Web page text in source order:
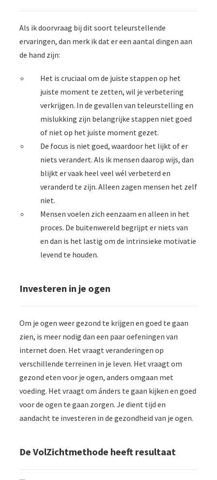
Als ik doorvraag bij dit soort teleurstellende
ervaringen, dan merk ik dat er een aantal dingen aan
de hand zijn:
Het is cruciaal om de juiste stappen op het
juiste moment te zetten, wil je verbetering
verkrijgen. In de gevallen van teleurstelling en
mislukking zijn belangrijke stappen niet goed
of niet op het juiste moment gezet.
De focus is niet goed, waardoor het lijkt of er
niets verandert. Als ik mensen daarop wijs, dan
blijkt er vaak heel veel wél verbeterd en
veranderd te zijn. Alleen zagen mensen het zelf
niet.
Mensen voelen zich eenzaam en alleen in het
proces. De buitenwereld begrijpt er niets van
en dan is het lastig om de intrinsieke motivatie
levend te houden.
Investeren in je ogen
Om je ogen weer gezond te krijgen en goed te gaan
zien, is meer nodig dan een paar oefeningen van
internet doen. Het vraagt veranderingen op
verschillende terreinen in je leven. Het vraagt om
gezond eten voor je ogen, anders omgaan met
voeding. Het vraagt om ánders te gaan kijken en goed
voor de ogen te gaan zorgen. Je dient tijd en
aandacht te investeren in de gezondheid van je ogen.
De VolZichtmethode heeft resultaat